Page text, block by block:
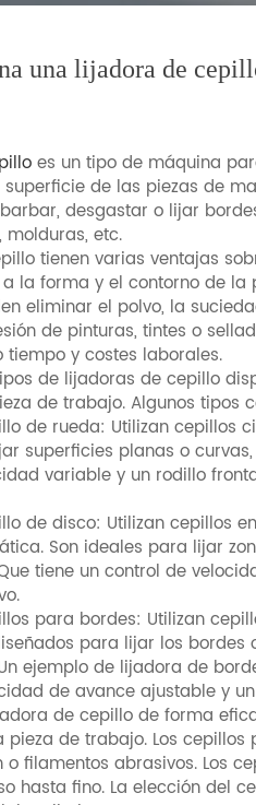
una lijadora de
es un tipo de máquina
de las piezas de
desgastar o lijar
molduras, etc.
tienen varias ventajas
la forma y el contorno de
eliminar el polvo, la
de pinturas, tintes o
tiempo y costes laborales.
de lijadoras de cepillo
de trabajo. Algunos tipos
de rueda: Utilizan cepillos
superficies planas o
variable y un rodillo
de disco: Utilizan cepillos
Son ideales para lijar
tiene un control de
para bordes: Utilizan
para lijar los
ejemplo de lijadora de
de avance ajustable y
de cepillo de forma
de trabajo. Los
o filamentos abrasivos. Los
hasta fino. La elección del